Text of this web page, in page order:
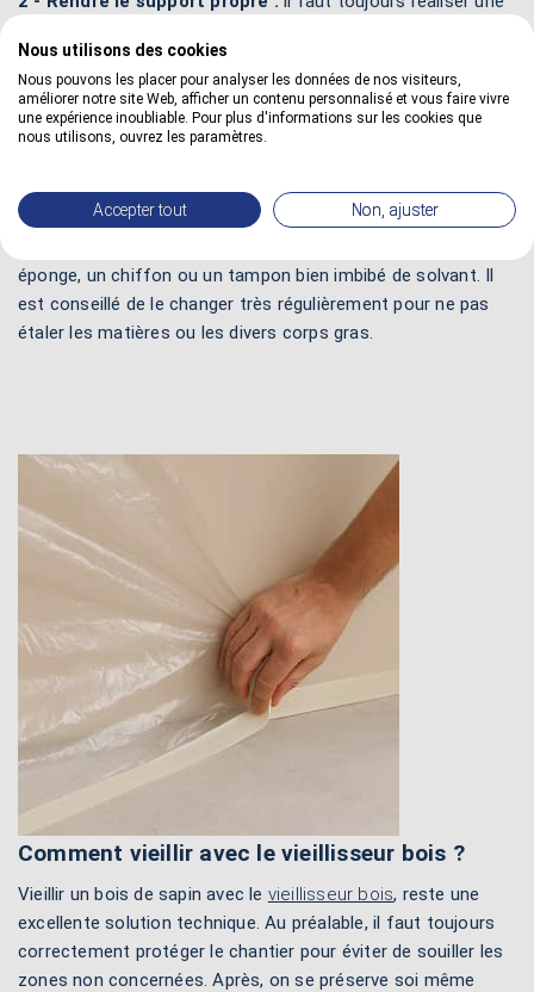
impérativement être débarrassé de toutes les souillures pour
retrouver une surface pouvant être traitée. La bonne
imprégnation du bois ne peut se faire que si la préparation
du matériau a bien été faite auparavant .
3 - Dégraisser le bois :il faut nettoyer convenablement la
surface avec un dégraissant pour le bois afin d'obtenir un
éponge, un chiffon ou un tampon bien imbibé de solvant. Il
est conseillé de le changer très régulièrement pour ne pas
étaler les matières ou les divers corps gras.
Comment vieillir avec le vieillisseur bois ?
Vieillir un bois de sapin avec le vieillisseur bois, reste une
excellente solution technique. Au préalable, il faut toujours
correctement protéger le chantier pour éviter de souiller les
zones non concernées. Après, on se préserve soi même
Nous utilisons des cookies
Nous pouvons les placer pour analyser les données de nos visiteurs,
améliorer notre site Web, afficher un contenu personnalisé et vous faire vivre
une expérience inoubliable. Pour plus d'informations sur les cookies que
nous utilisons, ouvrez les paramètres.
Accepter tout Non, ajuster